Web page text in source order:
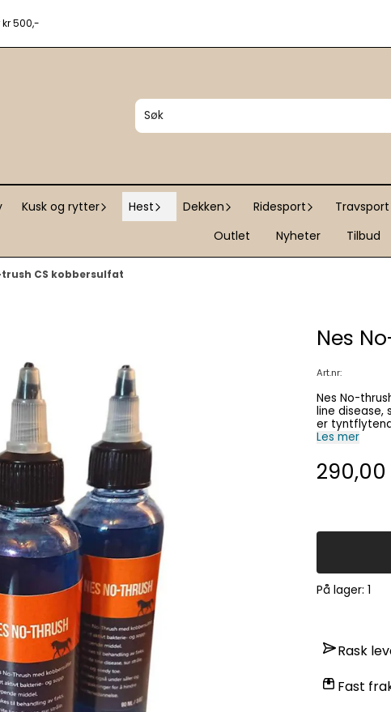
kr 500,-
Kusk og rytter Hest Dekken Ridesport Travsport
Outlet
Nyheter Tilbud
trush CS kobbersulfat
Nes
Art.nr:
Nes No-
line disease,
er
hule vegger,
Les mer
290,00
På lager: 1
Rask
Fast